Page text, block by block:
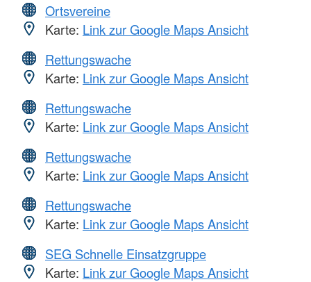
Ortsvereine
Karte: Link zur Google Maps Ansicht
Rettungswache
Karte: Link zur Google Maps Ansicht
Rettungswache
Karte: Link zur Google Maps Ansicht
Rettungswache
Karte: Link zur Google Maps Ansicht
Rettungswache
Karte: Link zur Google Maps Ansicht
SEG Schnelle Einsatzgruppe
Karte: Link zur Google Maps Ansicht